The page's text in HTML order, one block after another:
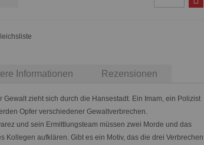
Gewalt zieht sich durch die Hansestadt. Ein Imam, ein Polizist
Opfer verschiedener Gewaltverbrechen.
und sein Ermittlungsteam müssen zwei Morde und das
Kollegen aufklären. Gibt es ein Motiv, das die drei Verbrechen
Informationen Rezensionen